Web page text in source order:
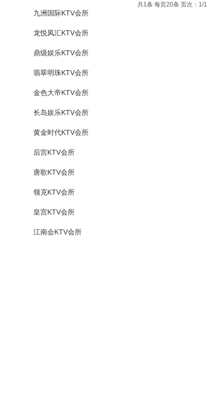
九洲国际KTV会所
龙悦凤汇KTV会所
鼎级娱乐KTV会所
翡翠明珠KTV会所
金色大帝KTV会所
长岛娱乐KTV会所
黄金时代KTV会所
后宫KTV会所
唐歌KTV会所
领克KTV会所
皇宫KTV会所
江南会KTV会所
共1条 每页20条 页次：1/1